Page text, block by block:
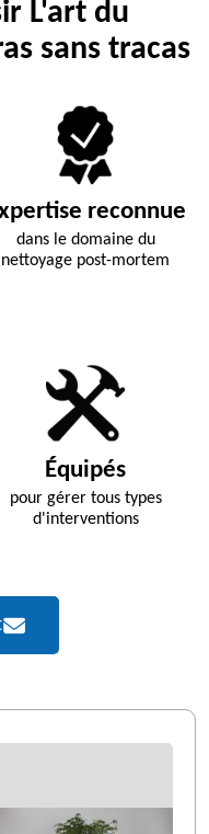
L'art du
sans tracas
reconnue
dans le domaine du
nettoyage post-mortem
Équipés
pour gérer tous types
d'interventions